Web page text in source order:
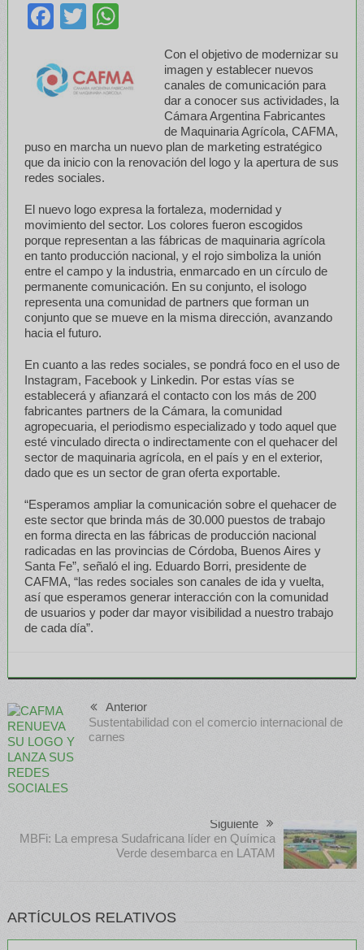
Facebook
Twitter
Con el objetivo de modernizar su
imagen y establecer nuevos
canales de comunicación para
dar a conocer sus actividades, la
Cámara Argentina Fabricantes
de Maquinaria Agrícola, CAFMA,
puso en marcha un nuevo plan de marketing estratégico
que da inicio con la renovación del logo y la apertura de sus
redes sociales.
El nuevo logo expresa la fortaleza, modernidad y
movimiento del sector. Los colores fueron escogidos
porque representan a las fábricas de maquinaria agrícola
en tanto producción nacional, y el rojo simboliza la unión
entre el campo y la industria, enmarcado en un círculo de
permanente comunicación. En su conjunto, el isologo
representa una comunidad de partners que forman un
conjunto que se mueve en la misma dirección, avanzando
hacia el futuro.
En cuanto a las redes sociales, se pondrá foco en el uso de
Instagram, Facebook y Linkedin. Por estas vías se
establecerá y afianzará el contacto con los más de 200
fabricantes partners de la Cámara, la comunidad
agropecuaria, el periodismo especializado y todo aquel que
esté vinculado directa o indirectamente con el quehacer del
sector de maquinaria agrícola, en el país y en el exterior,
dado que es un sector de gran oferta exportable.
“Esperamos ampliar la comunicación sobre el quehacer de
este sector que brinda más de 30.000 puestos de trabajo
en forma directa en las fábricas de producción nacional
radicadas en las provincias de Córdoba, Buenos Aires y
Santa Fe”, señaló el ing. Eduardo Borri, presidente de
CAFMA, “las redes sociales son canales de ida y vuelta,
así que esperamos generar interacción con la comunidad
de usuarios y poder dar mayor visibilidad a nuestro trabajo
de cada día”.
Anterior
Sustentabilidad con el comercio internacional de
carnes
Siguiente
MBFi: La empresa Sudafricana líder en Química
Verde desembarca en LATAM
ARTÍCULOS RELATIVOS